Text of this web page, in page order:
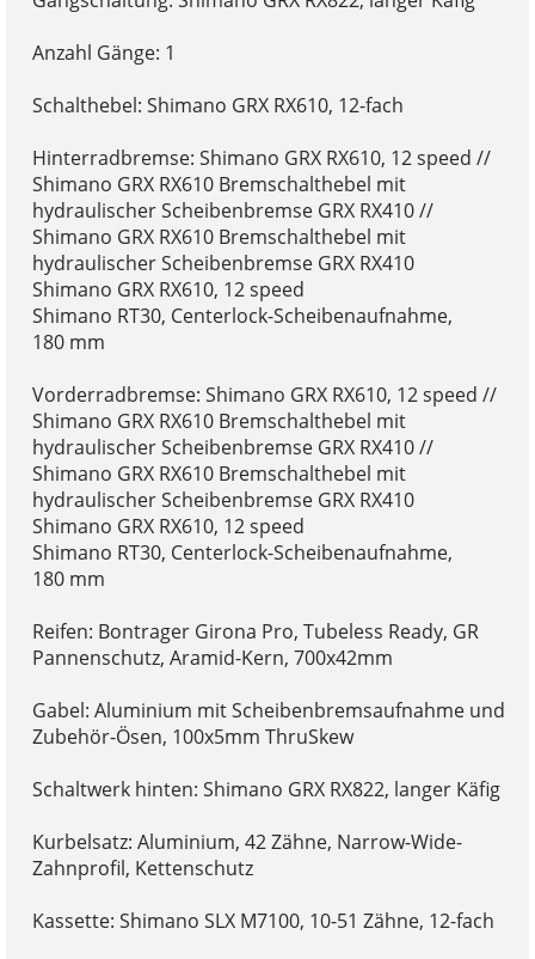
Anzahl Gänge: 1
Schalthebel: Shimano GRX RX610, 12-fach
Hinterradbremse: Shimano GRX RX610, 12 speed //
Shimano GRX RX610 Bremschalthebel mit
hydraulischer Scheibenbremse GRX RX410 //
Shimano GRX RX610 Bremschalthebel mit
hydraulischer Scheibenbremse GRX RX410
Shimano GRX RX610, 12 speed
Shimano RT30, Centerlock-Scheibenaufnahme,
180 mm
Vorderradbremse: Shimano GRX RX610, 12 speed //
Shimano GRX RX610 Bremschalthebel mit
hydraulischer Scheibenbremse GRX RX410 //
Shimano GRX RX610 Bremschalthebel mit
hydraulischer Scheibenbremse GRX RX410
Shimano GRX RX610, 12 speed
Shimano RT30, Centerlock-Scheibenaufnahme,
180 mm
Reifen: Bontrager Girona Pro, Tubeless Ready, GR
Pannenschutz, Aramid-Kern, 700x42mm
Gabel: Aluminium mit Scheibenbremsaufnahme und
Zubehör-Ösen, 100x5mm ThruSkew
Schaltwerk hinten: Shimano GRX RX822, langer Käfig
Kurbelsatz: Aluminium, 42 Zähne, Narrow-Wide-
Zahnprofil, Kettenschutz
Kassette: Shimano SLX M7100, 10-51 Zähne, 12-fach